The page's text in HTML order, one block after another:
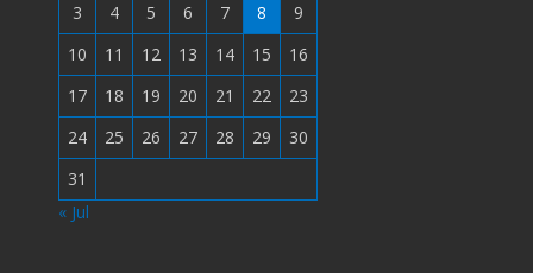
3
4 5 6 7 8
9
10
11 12 13 14 15
16
17
18 19 20 21 22
23
24
25 26 27 28 29
30
31
« Jul